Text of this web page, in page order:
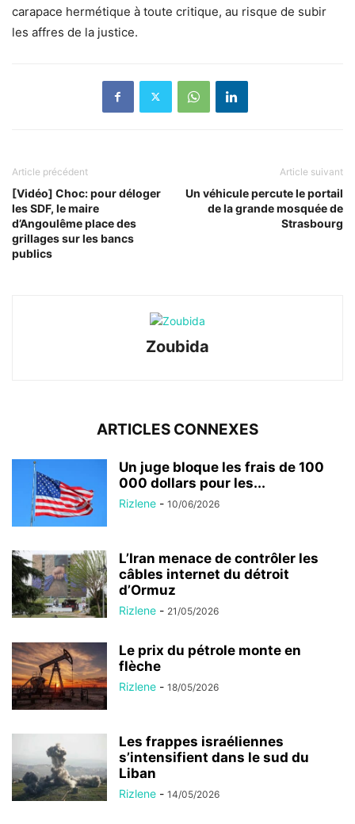
carapace hermétique à toute critique, au risque de subir
les affres de la justice.
Article précédent
[Vidéo] Choc: pour déloger
les SDF, le maire
d’Angoulême place des
grillages sur les bancs
publics
Article suivant
Un véhicule percute le portail
de la grande mosquée de
Strasbourg
Zoubida
ARTICLES CONNEXES
Un juge bloque les frais de 100
000 dollars pour les...
Rizlene - 10/06/2026
L’Iran menace de contrôler les
câbles internet du détroit
d’Ormuz
Rizlene - 21/05/2026
Le prix du pétrole monte en
flèche
Rizlene - 18/05/2026
Les frappes israéliennes
s’intensifient dans le sud du
Liban
Rizlene - 14/05/2026